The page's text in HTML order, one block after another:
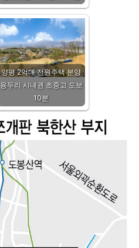
양평 2억대 전원주택 분양
용두리 시내권 초중고 도보
10분